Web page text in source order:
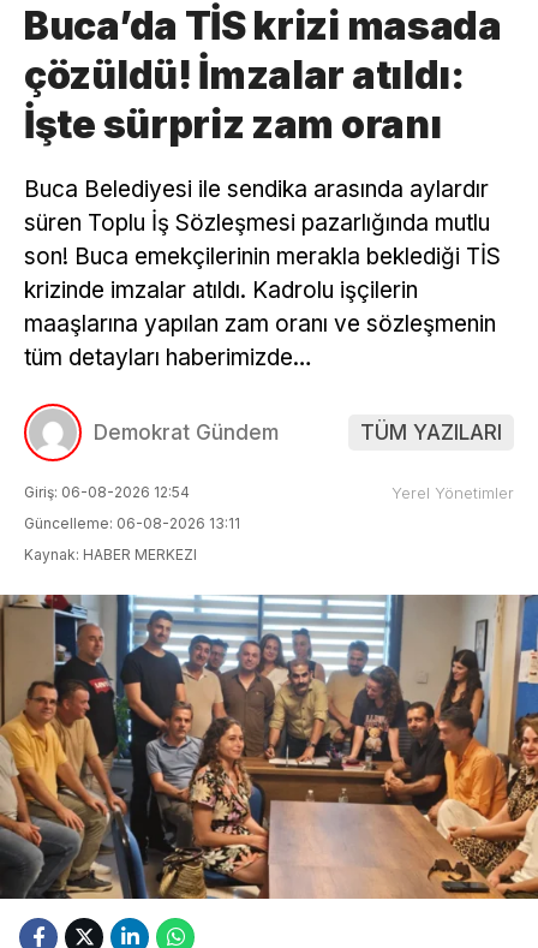
Buca’da TİS krizi masada
çözüldü! İmzalar atıldı:
İşte sürpriz zam oranı
Buca Belediyesi ile sendika arasında aylardır
süren Toplu İş Sözleşmesi pazarlığında mutlu
son! Buca emekçilerinin merakla beklediği TİS
krizinde imzalar atıldı. Kadrolu işçilerin
maaşlarına yapılan zam oranı ve sözleşmenin
tüm detayları haberimizde…
Demokrat Gündem TÜM YAZILARI
Giriş: 06-08-2026 12:54
Güncelleme: 06-08-2026 13:11
Kaynak: HABER MERKEZI
Yerel Yönetimler